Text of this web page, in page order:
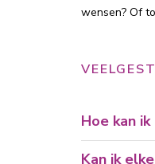
wensen? Of
Hoe kan
Kan ik